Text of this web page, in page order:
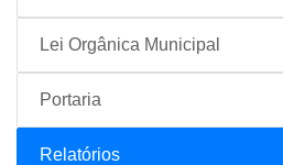
Lei Orgânica Municipal
Portaria
Relatórios